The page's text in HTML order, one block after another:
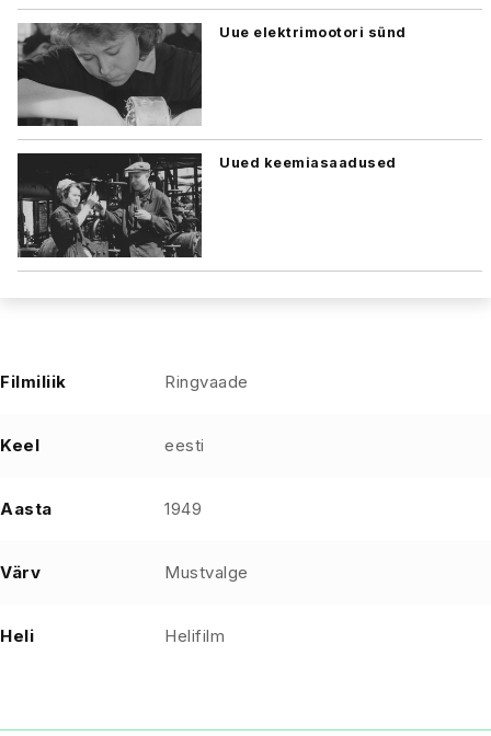
Uue elektrimootori sünd
Uued keemiasaadused
Filmiliik Ringvaade
Keel eesti
Aasta 1949
Värv Mustvalge
Heli Helifilm